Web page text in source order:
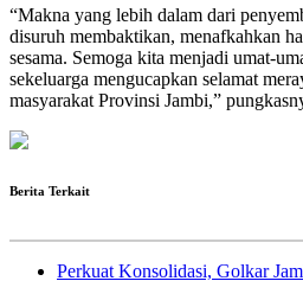
“Makna yang lebih dalam dari
disuruh membaktikan, menafkahkan
sesama. Semoga kita menjadi umat-
sekeluarga mengucapkan selamat
masyarakat Provinsi Jambi,”
Berita Terkait
Perkuat Konsolidasi, Golkar